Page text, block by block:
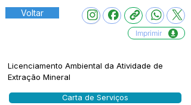
Voltar
Imprimir
Licenciamento Ambiental da Atividade de
Extração Mineral
Carta de Serviços